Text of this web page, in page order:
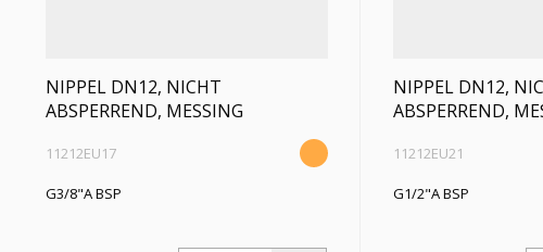
NIPPEL DN12, NICHT
ABSPERREND, MESSING
11212EU17
G3/8"A BSP
NIPPEL DN12,
ABSPERREND,
11212EU21
G1/2"A BSP